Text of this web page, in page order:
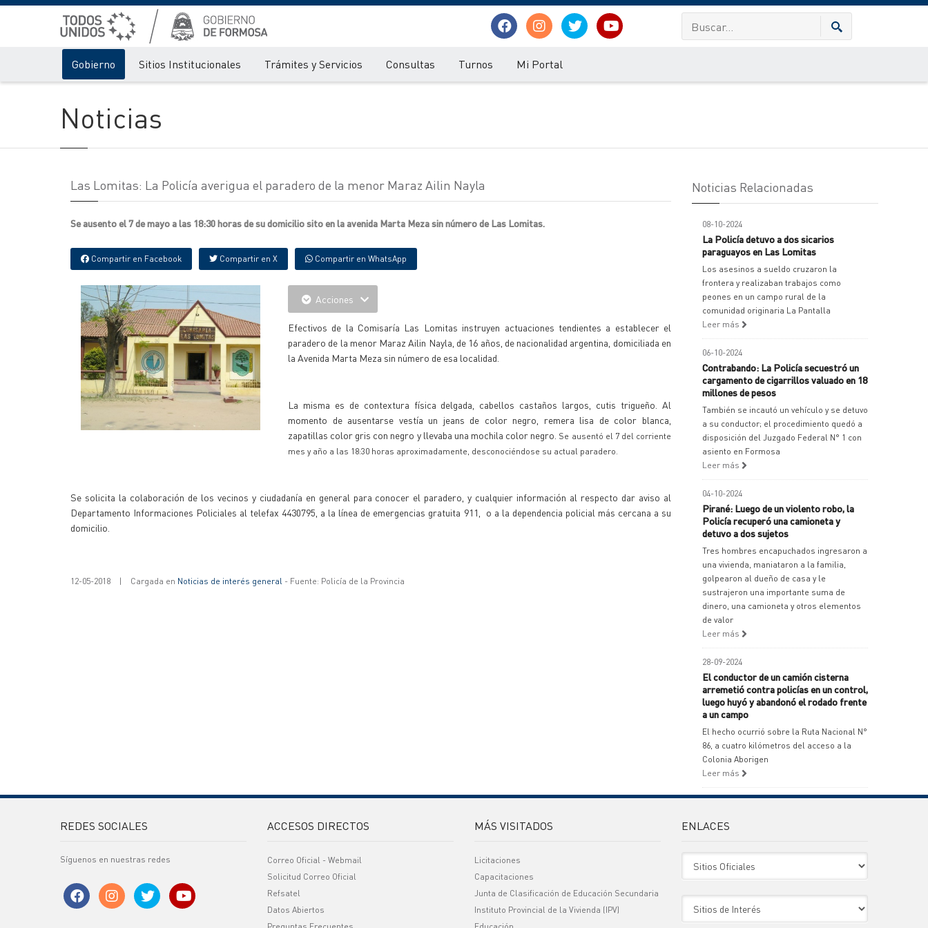
Gobierno Sitios Institucionales Trámites y Servicios Consultas Turnos Mi Portal
Noticias
Las Lomitas: La Policía averigua el paradero de la menor Maraz Ailin Nayla
Se ausento el 7 de mayo a las 18:30 horas de su domicilio sito en la avenida Marta Meza sin número de Las Lomitas.
Compartir en Facebook Compartir en X Compartir en WhatsApp
Acciones
Efectivos de la Comisaría Las Lomitas instruyen actuaciones tendientes a establecer el
paradero de la menor Maraz Ailin Nayla, de 16 años, de nacionalidad argentina, domiciliada en
la Avenida Marta Meza sin número de esa localidad.
La misma es de contextura física delgada, cabellos castaños largos, cutis trigueño. Al
momento de ausentarse vestía un jeans de color negro, remera lisa de color blanca,
zapatillas color gris con negro y llevaba una mochila color negro. Se ausentó el 7 del corriente
mes y año a las 18:30 horas aproximadamente, desconociéndose su actual paradero.
Se solicita la colaboración de los vecinos y ciudadanía en general para conocer el paradero, y cualquier información al respecto dar aviso al
Departamento Informaciones Policiales al telefax 4430795, a la línea de emergencias gratuita 911, o a la dependencia policial más cercana a su
domicilio.
12-05-2018 | Cargada en Noticias de interés general - Fuente: Policía de la Provincia
Noticias Relacionadas
08-10-2024
La Policía detuvo a dos sicarios
paraguayos en Las Lomitas
Los asesinos a sueldo cruzaron la
frontera y realizaban trabajos como
peones en un campo rural de la
comunidad originaria La Pantalla
Leer más
06-10-2024
Contrabando: La Policía secuestró un
cargamento de cigarrillos valuado en 18
millones de pesos
También se incautó un vehículo y se detuvo
a su conductor; el procedimiento quedó a
disposición del Juzgado Federal N° 1 con
asiento en Formosa
Leer más
04-10-2024
Pirané: Luego de un violento robo, la
Policía recuperó una camioneta y
detuvo a dos sujetos
Tres hombres encapuchados ingresaron a
una vivienda, maniataron a la familia,
golpearon al dueño de casa y le
sustrajeron una importante suma de
dinero, una camioneta y otros elementos
de valor
Leer más
28-09-2024
El conductor de un camión cisterna
arremetió contra policías en un control,
luego huyó y abandonó el rodado frente
a un campo
El hecho ocurrió sobre la Ruta Nacional N°
86, a cuatro kilómetros del acceso a la
Colonia Aborigen
Leer más
REDES SOCIALES
Síguenos en nuestras redes
ACCESOS DIRECTOS
Correo Oficial - Webmail
Solicitud Correo Oficial
Refsatel
Datos Abiertos
MÁS VISITADOS
Licitaciones
Capacitaciones
Junta de Clasificación de Educación Secundaria
Instituto Provincial de la Vivienda (IPV)
ENLACES